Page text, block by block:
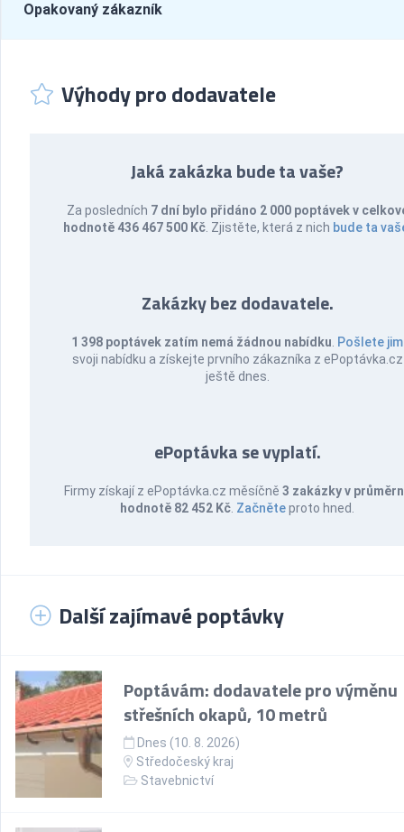
Opakovaný zákazník
Výhody pro dodavatele
Jaká zakázka bude ta vaše?
Za posledních 7 dní bylo přidáno 2 000 poptávek v
hodnotě 436 467 500 Kč . Zjistěte, která z nich bude ta
Zakázky bez dodavatele.
1 398 poptávek zatím nemá žádnou nabídku Pošlete jim
svoji nabídku a získejte prvního zákazníka z ePoptávka.cz
ještě dnes.
ePoptávka se vyplatí.
Firmy získají z ePoptávka.cz měsíčně 3 zakázky v
hodnotě 82 452 Kč Začněteproto hned.
Další zajímavé poptávky
Poptávám: dodavatele pro výměnu
střešních okapů, 10 metrů
Dnes (10. 8. 2026)
Středočeský kraj
Stavebnictví